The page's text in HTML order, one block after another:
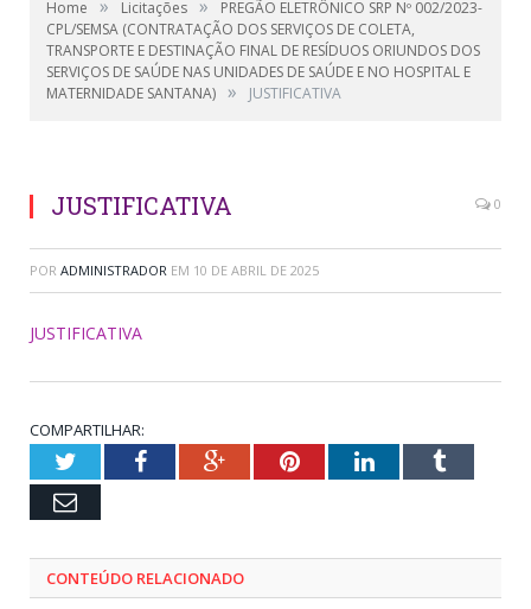
Home » Licitações »
PREGÃO ELETRÔNICO SRP Nº 002/2023-
CPL/SEMSA (CONTRATAÇÃO DOS SERVIÇOS DE COLETA,
TRANSPORTE E DESTINAÇÃO FINAL DE RESÍDUOS ORIUNDOS DOS
SERVIÇOS DE SAÚDE NAS UNIDADES DE SAÚDE E NO HOSPITAL E
MATERNIDADE SANTANA) » JUSTIFICATIVA
JUSTIFICATIVA 0
POR ADMINISTRADOR EM 10 DE ABRIL DE 2025
JUSTIFICATIVA
COMPARTILHAR:
TwitterFacebookGoogle+PinterestLinkedInTumblr
Email
CONTEÚDO RELACIONADO